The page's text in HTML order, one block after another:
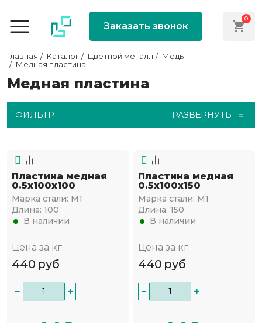
Заказать звонок
0
Главная Каталог Цветной металл
Медь
Медная пластина
Медная пластина
ФИЛЬТР РАЗВЕРНУТЬ
Пластина медная
0.5х100х100
Марка стали: М1
Длина: 100
В наличии
Цена за кг.
440 руб
− +
Пластина медная
0.5х100х150
Марка стали: М1
Длина: 150
В наличии
Цена за кг.
440 руб
− +